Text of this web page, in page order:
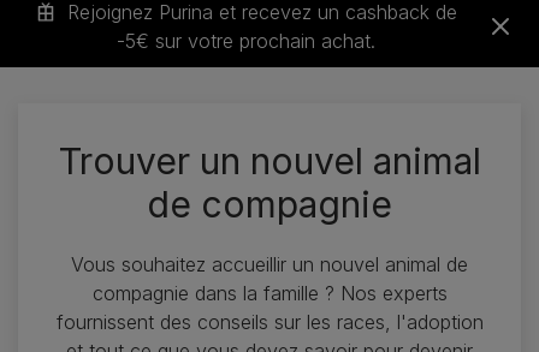
Rejoignez Purina et recevez un cashback de
-5€ sur votre prochain achat.
Trouver un nouvel animal
de compagnie
Vous souhaitez accueillir un nouvel animal de
compagnie dans la famille ? Nos experts
fournissent des conseils sur les races, l'adoption